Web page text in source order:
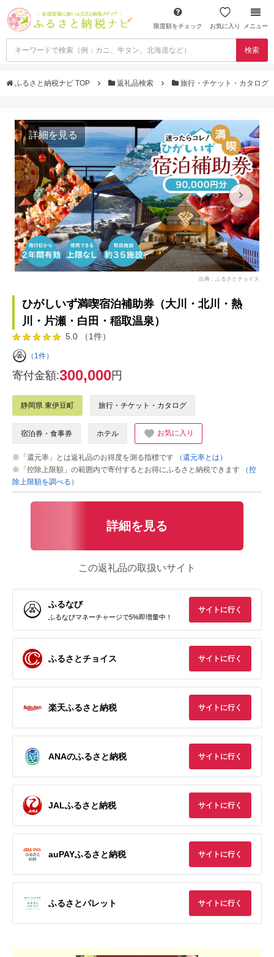
限度額をチェック お気に入り メニュー
検索
ふるさと納税ナビ TOP 返礼品検索 旅行・チケット・カタログ
詳細を見る
出典：ふるさとチョイス
ひがしいず満喫宿泊補助券（大川・北川・熱
川・片瀬・白田・稲取温泉）
5.0 （1件）
（1件）
寄付金額:300,000円
静岡県 東伊豆町 旅行・チケット・カタログ
宿泊券・食事券 ホテル お気に入り
※「還元率」とは返礼品のお得度を測る指標です
（還元率とは）
※「控除上限額」の範囲内で寄付するとお得にふるさと納税できます
（控
除上限額を調べる）
詳細を見る
この返礼品の取扱いサイト
ふるなび
ふるなびマネーチャージで5%即増量中！
サイトに行く
ふるさとチョイス サイトに行く
楽天ふるさと納税 サイトに行く
ANAのふるさと納税 サイトに行く
JALふるさと納税 サイトに行く
auPAYふるさと納税 サイトに行く
ふるさとパレット サイトに行く